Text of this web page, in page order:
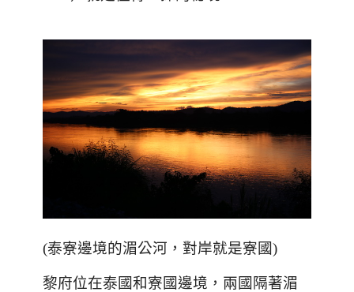
(泰寮邊境的湄公河，對岸就是寮國)
黎府位在泰國和寮國邊境，兩國隔著湄